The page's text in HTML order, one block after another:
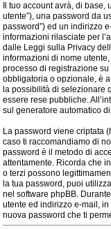
Il tuo account avrà, di
utente”), una password da
password”) ed un indirizzo
informazioni rilasciate per
dalle Leggi sulla Privacy
informazioni di nome
processo di registrazione su
obbligatoria o opzionale, è a
la possibilità di selezionare
essere rese pubbliche.
sul generatore automatico
La password viene criptata
caso ti raccomandiamo di
password è il metodo di
attentamente. Ricorda che
o terzi possono
la tua password, puoi
nel software phpBB.
utente ed indirizzo e-mail,
nuova password che ti